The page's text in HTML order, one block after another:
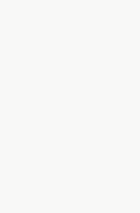
полуфинале будут
путевку в финал. Особое
Представитель страны Søren
в тройку главных фаворитов
и выступление